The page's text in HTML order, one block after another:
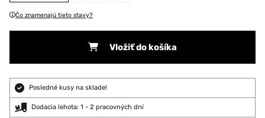
Čo znamenajú tieto stavy?
Vložiť do košíka
Posledné kusy na sklade!
Dodacia lehota: 1 - 2 pracovných dní